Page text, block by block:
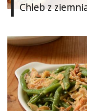
Chleb z